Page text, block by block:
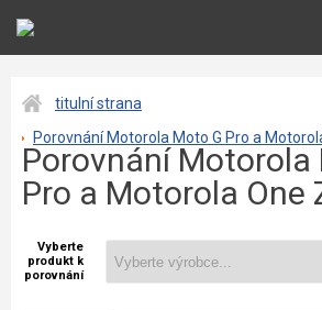
titulní strana
Porovnání Motorola Moto G Pro a
Porovnání Motorola
Pro a Motorola One
Vyberte
produkt k
porovnání